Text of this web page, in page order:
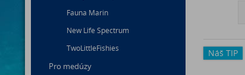
Fauna Marin
New Life Spectrum
TwoLittleFishies
Pro medúzy
Náš TIP